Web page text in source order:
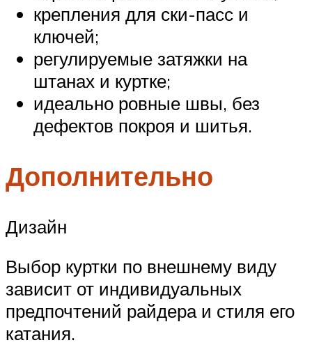
крепления для ски-пасс и
ключей;
регулируемые затяжки на
штанах и куртке;
идеально ровные швы, без
дефектов покроя и шитья.
Дополнительно
Дизайн
Выбор куртки по внешнему виду
зависит от индивидуальных
предпочтений райдера и стиля его
катания.